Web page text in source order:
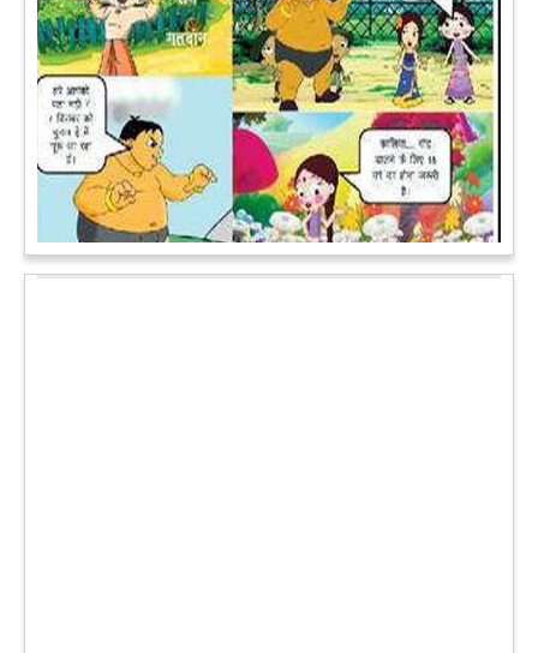
पेट पकड़ कर हंसने पर मजबूर हो जायेंगे आप जानवरों की ये अदाएं देखकर
कल्पना कीजिये उस दृश्य की, जिसमें कोई गिलहरी किसी मेंढक के साथ
लिप-लॉक कर रही हो। गिलहरी झूला झूल रही हो।आगे पढ़ें